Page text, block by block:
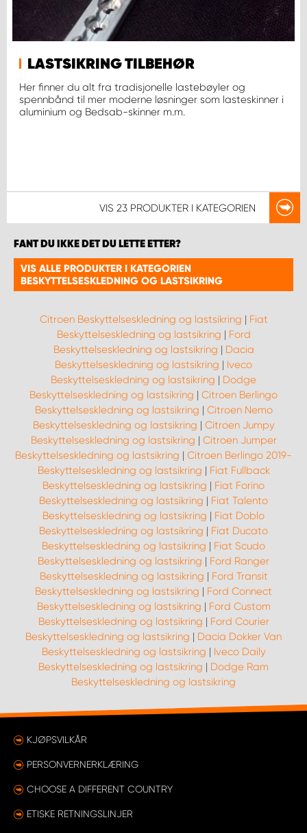
LASTSIKRING TILBEHØR
Her finner du alt fra tradisjonelle lastebøyler og
spennbånd til mer moderne løsninger som lasteskinner i
aluminium og Bedsab-skinner m.m.
VIS 23 PRODUKTER I KATEGORIEN
FANT DU IKKE DET DU LETTE ETTER?
VIS ALLE PRODUKTER I KATEGORIEN
BESKYTTELSESKLEDNING OG LASTSIKRING
Citroen Beskyttelseskledning og lastsikring | Fiat
Beskyttelseskledning og lastsikring | Ford
Beskyttelseskledning og lastsikring | Dacia
Beskyttelseskledning og lastsikring | Iveco
Beskyttelseskledning og lastsikring | Dodge
Beskyttelseskledning og lastsikring | Citroen Berlingo
Beskyttelseskledning og lastsikring | Citroen Nemo
Beskyttelseskledning og lastsikring | Citroen Jumpy
Beskyttelseskledning og lastsikring | Citroen Jumper
Beskyttelseskledning og lastsikring | Citroen Berlingo 2019-
Beskyttelseskledning og lastsikring | Fiat Fullback
Beskyttelseskledning og lastsikring | Fiat Forino
Beskyttelseskledning og lastsikring | Fiat Talento
Beskyttelseskledning og lastsikring | Fiat Doblo
Beskyttelseskledning og lastsikring | Fiat Ducato
Beskyttelseskledning og lastsikring | Fiat Scudo
Beskyttelseskledning og lastsikring | Ford Ranger
Beskyttelseskledning og lastsikring | Ford Transit
Beskyttelseskledning og lastsikring | Ford Connect
Beskyttelseskledning og lastsikring | Ford Custom
Beskyttelseskledning og lastsikring | Ford Courier
Beskyttelseskledning og lastsikring | Dacia Dokker Van
Beskyttelseskledning og lastsikring | Iveco Daily
Beskyttelseskledning og lastsikring | Dodge Ram
Beskyttelseskledning og lastsikring
KJØPSVILKÅR
PERSONVERNERKLÆRING
CHOOSE A DIFFERENT COUNTRY
ETISKE RETNINGSLINJER